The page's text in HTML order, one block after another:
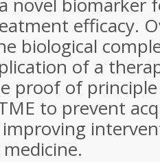
efficacy.
biological
of a
proof of
to prevent